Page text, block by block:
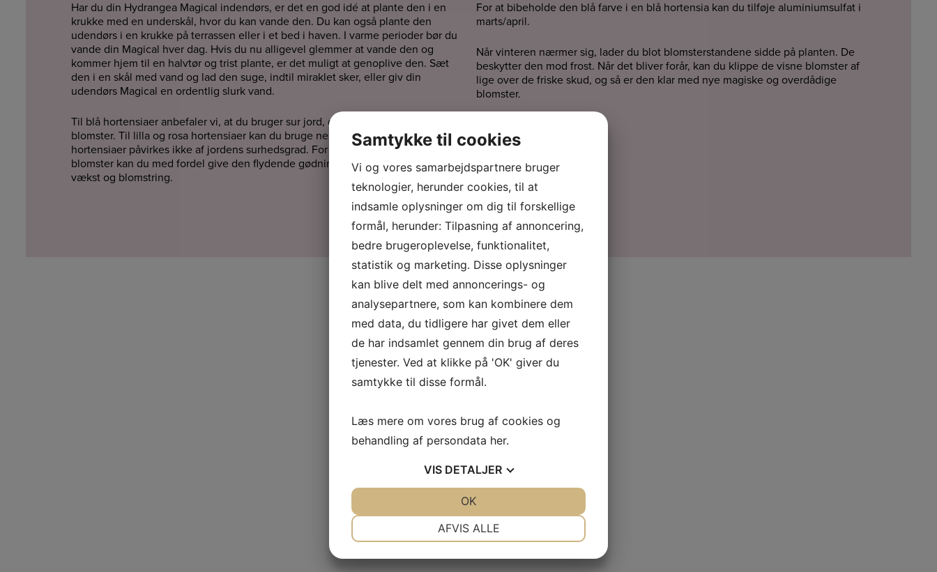
Har du din Hydrangea Magical indendørs, er det en god idé at plante den i en
krukke med en underskål, hvor du kan vande den. Du kan også plante den
udendørs i en krukke på terrassen eller i et bed i haven. I varme perioder bør du
vande din Magical hver dag. Hvis du nu alligevel glemmer at vande den og
kommer hjem til en halvtør og trist plante, er det muligt at genoplive den. Sæt
den i en skål med vand og lad den suge, indtil miraklet sker, eller giv din
udendørs Magical en ordentlig slurk vand.
Til blå hortensiaer anbefaler vi, at du bruger sur jord, da det giver flotte blå
blomster. Til lilla og rosa hortensiaer kan du bruge neutral jord. Hvide
hortensiaer påvirkes ikke af jordens surhedsgrad. For at få smukke og store
blomster kan du med fordel give den flydende gødning en gang om ugen under
vækst og blomstring.
For at bibeholde den blå farve i en blå hortensia kan du tilføje aluminiumsulfat i
marts/april.
Når vinteren nærmer sig, lader du blot blomsterstandene sidde på planten. De
beskytter den mod frost. Når det bliver forår, kan du klippe de visne blomster af
lige over de friske skud, og så er den klar med nye magiske og overdådige
blomster.
Miljøbilleder
SE FLERE BILLEDER
Samtykke til cookies
Vi og vores samarbejdspartnere bruger
teknologier, herunder cookies, til at
indsamle oplysninger om dig til forskellige
formål, herunder: Tilpasning af annoncering,
bedre brugeroplevelse, funktionalitet,
statistik og marketing. Disse oplysninger
kan blive delt med annoncerings- og
analysepartnere, som kan kombinere dem
med data, du tidligere har givet dem eller
de har indsamlet gennem din brug af deres
tjenester. Ved at klikke på 'OK' giver du
samtykke til disse formål.
Læs mere om vores brug af cookies og
behandling af persondata her.
VIS DETALJER
AFVIS ALLE
OK